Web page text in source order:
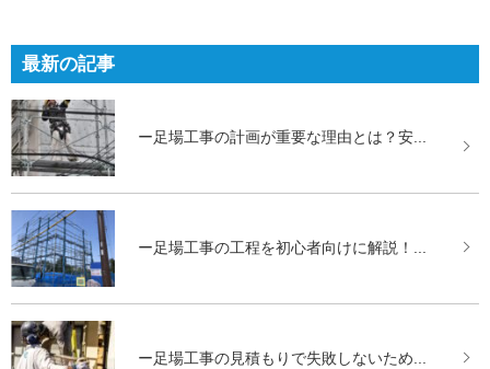
最新の記事
ー足場工事の計画が重要な理由とは？安...
ー足場工事の工程を初心者向けに解説！...
ー足場工事の見積もりで失敗しないため...